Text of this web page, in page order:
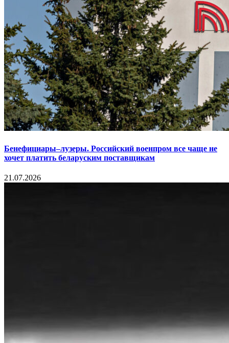
Бенефициары–лузеры. Российский военпром все чаще не
хочет платить беларуским поставщикам
21.07.2026